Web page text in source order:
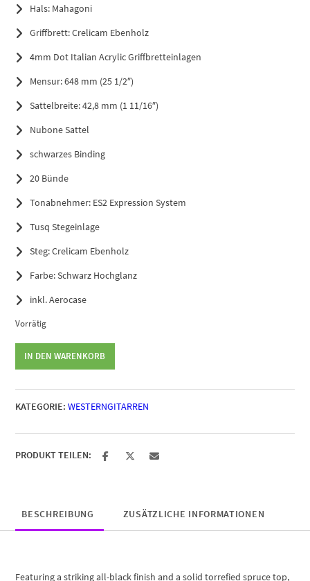
Hals: Mahagoni
Griffbrett: Crelicam Ebenholz
4mm Dot Italian Acrylic Griffbretteinlagen
Mensur: 648 mm (25 1/2″)
Sattelbreite: 42,8 mm (1 11/16″)
Nubone Sattel
schwarzes Binding
20 Bünde
Tonabnehmer: ES2 Expression System
Tusq Stegeinlage
Steg: Crelicam Ebenholz
Farbe: Schwarz Hochglanz
inkl. Aerocase
Vorrätig
Plus
Menge
IN DEN WARENKORB
KATEGORIE: WESTERNGITARREN
PRODUKT TEILEN:
BESCHREIBUNG ZUSÄTZLICHE INFORMATIONEN
Featuring a striking all-black finish and a solid torrefied spruce top,